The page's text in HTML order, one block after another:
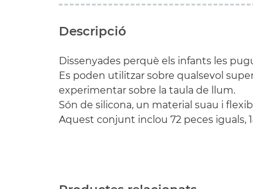
Descripció
Dissenyades perquè els infants les
Es poden utilitzar sobre qualsevol
experimentar sobre la taula de llum.
Són de silicona, un material suau i
Aquest conjunt inclou 72 peces iguals,